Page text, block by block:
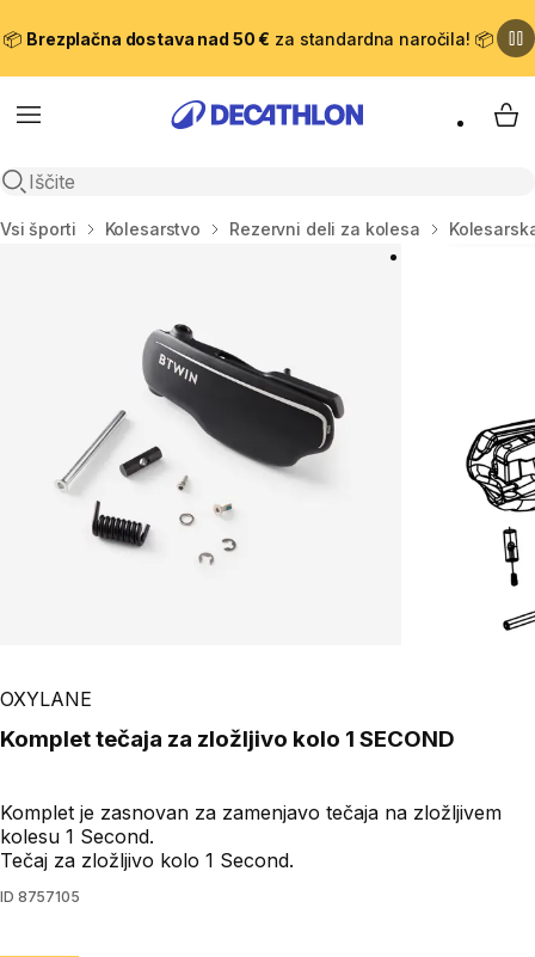
📦 Brezplačna dostava nad 50 € za standardna naročila! 📦
Meni
Odpri iskanje
Domov
Vsi športi Kolesarstvo Rezervni deli za kolesa
OXYLANE
Komplet tečaja za zložljivo kolo 1 SECOND
Komplet je zasnovan za zamenjavo tečaja na zložljivem
kolesu 1 Second.
Tečaj za zložljivo kolo 1 Second.
ID 8757105